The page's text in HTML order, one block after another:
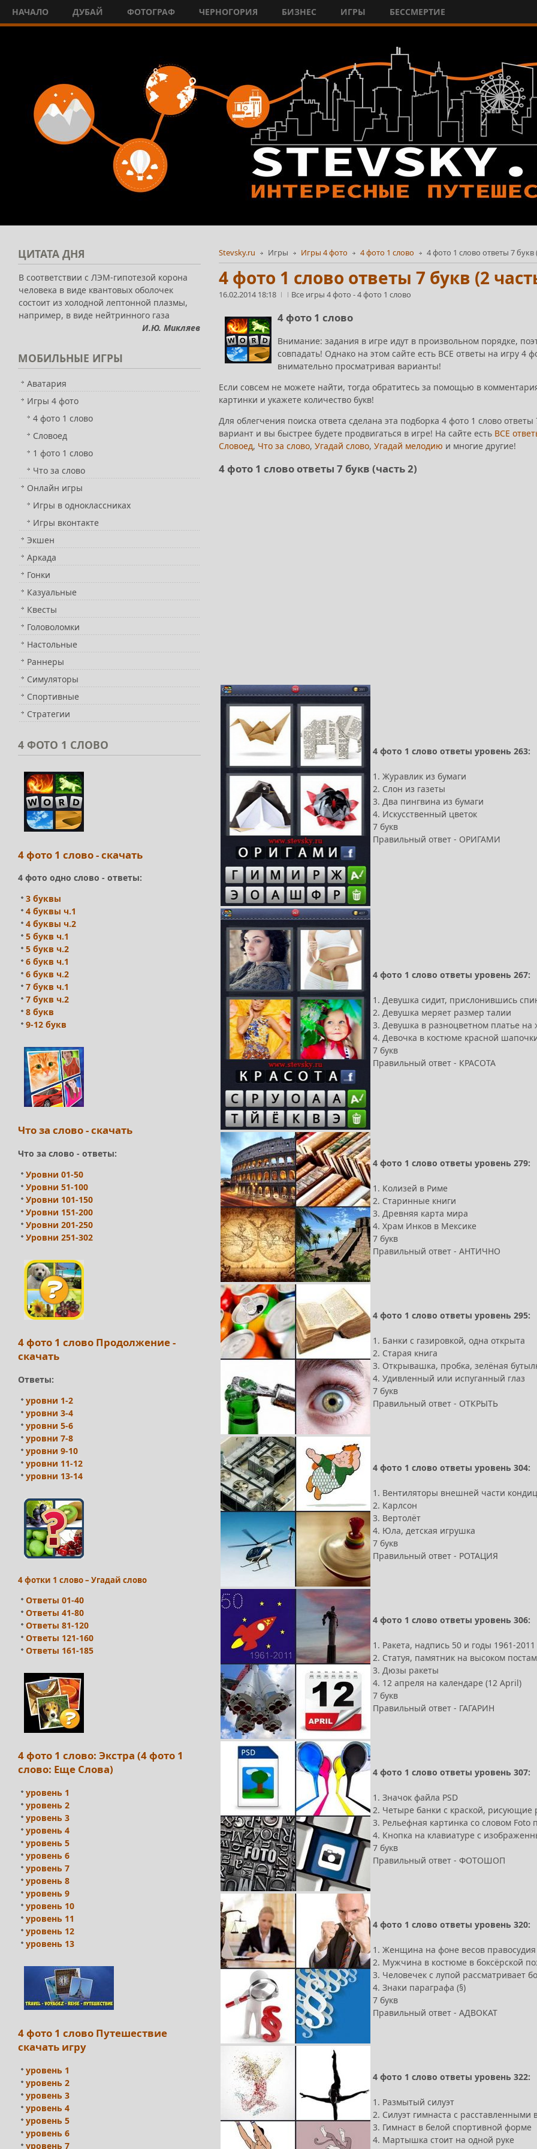
НАЧАЛО ДУБАЙ ФОТОГРАФ ЧЕРНОГОРИЯ БИЗНЕС ИГРЫ БЕССМЕРТИЕ
Stevsky.ru Игры Игры 4 фото 4 фото 1 слово 4 фото 1 слово ответы 7 букв
4 фото 1 слово ответы 7 букв (2
16.02.2014 18:18 Все игры 4 фото -4 фото 1 слово
4 фото 1 слово
Внимание: задания в игре идут в произвольном порядке,
совпадать! Однако на этом сайте есть ВСЕ ответы на игру
внимательно просматривая варианты!
Если совсем не можете найти, тогда обратитесь за помощью в
картинки и укажете количество букв!
Для облегчения поиска ответа сделана эта подборка 4 фото 1 слово
вариант и вы быстрее будете продвигаться в игре! На сайте есть ВСЕ
Словоед, Что за слово, Угадай слово, Угадай мелодию и многие другие!
4 фото 1 слово ответы 7 букв (часть 2)
4 фото 1 слово ответы уровень 263:
1. Журавлик из бумаги
2. Слон из газеты
3. Два пингвина из бумаги
4. Искусственный цветок
7 букв
Правильный ответ - ОРИГАМИ
4 фото 1 слово ответы уровень 267:
1. Девушка сидит, прислонившись
2. Девушка меряет размер талии
3. Девушка в разноцветном платье на
4. Девочка в костюме красной
7 букв
Правильный ответ - КРАСОТА
4 фото 1 слово ответы уровень 279:
1. Колизей в Риме
2. Старинные книги
3. Древняя карта мира
4. Храм Инков в Мексике
7 букв
Правильный ответ - АНТИЧНО
4 фото 1 слово ответы уровень 295:
1. Банки с газировкой, одна открыта
2. Старая книга
3. Открывашка, пробка, зелёная
4. Удивленный или испуганный глаз
7 букв
Правильный ответ - ОТКРЫТЬ
4 фото 1 слово ответы уровень 304:
1. Вентиляторы внешней части
2. Карлсон
3. Вертолёт
4. Юла, детская игрушка
7 букв
Правильный ответ - РОТАЦИЯ
4 фото 1 слово ответы уровень 306:
1. Ракета, надпись 50 и годы 1961-2011
2. Статуя, памятник на высоком
3. Дюзы ракеты
4. 12 апреля на календаре (12 April)
7 букв
Правильный ответ - ГАГАРИН
4 фото 1 слово ответы уровень 307:
1. Значок файла PSD
2. Четыре банки с краской, рисующие
3. Рельефная картинка со словом Foto
4. Кнопка на клавиатуре с
7 букв
Правильный ответ - ФОТОШОП
4 фото 1 слово ответы уровень 320:
1. Женщина на фоне весов правосудия
2. Мужчина в костюме в боксёрской
3. Человечек с лупой рассматривает
4. Знаки параграфа (§)
7 букв
Правильный ответ - АДВОКАТ
4 фото 1 слово ответы уровень 322:
1. Размытый силуэт
2. Силуэт гимнаста с расставленными
3. Гимнаст в белой спортивной форме
4. Мартышка стоит на одной руке
ЦИТАТА ДНЯ
В соответствии с ЛЭМ-гипотезой корона
человека в виде квантовых оболочек
состоит из холодной лептонной плазмы,
например, в виде нейтринного газа
И.Ю. Микляев
МОБИЛЬНЫЕ ИГРЫ
Аватария
Игры 4 фото
4 фото 1 слово
Словоед
1 фото 1 слово
Что за слово
Онлайн игры
Игры в одноклассниках
Игры вконтакте
Экшен
Аркада
Гонки
Казуальные
Квесты
Головоломки
Настольные
Раннеры
Симуляторы
Спортивные
Стратегии
4 ФОТО 1 СЛОВО
4 фото 1 слово - скачать
4 фото одно слово - ответы:
3 буквы
4 буквы ч.1
4 буквы ч.2
5 букв ч.1
5 букв ч.2
6 букв ч.1
6 букв ч.2
7 букв ч.1
7 букв ч.2
8 букв
9-12 букв
Что за слово - скачать
Что за слово - ответы:
Уровни 01-50
Уровни 51-100
Уровни 101-150
Уровни 151-200
Уровни 201-250
Уровни 251-302
4 фото 1 слово Продолжение -
скачать
Ответы:
уровни 1-2
уровни 3-4
уровни 5-6
уровни 7-8
уровни 9-10
уровни 11-12
уровни 13-14
4 фотки 1 слово – Угадай слово
Ответы 01-40
Ответы 41-80
Ответы 81-120
Ответы 121-160
Ответы 161-185
4 фото 1 слово: Экстра (4 фото 1
слово: Еще Слова)
уровень 1
уровень 2
уровень 3
уровень 4
уровень 5
уровень 6
уровень 7
уровень 8
уровень 9
уровень 10
уровень 11
уровень 12
уровень 13
4 фото 1 слово Путешествие
скачать игру
уровень 1
уровень 2
уровень 3
уровень 4
уровень 5
уровень 6
уровень 7